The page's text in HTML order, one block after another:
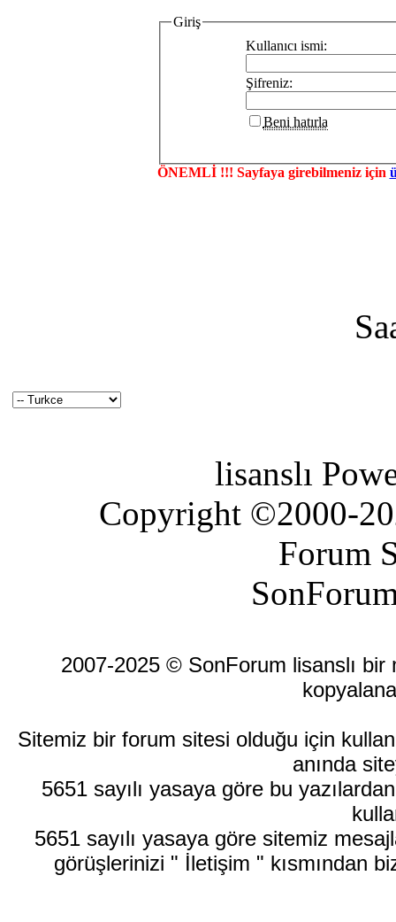
Giriş
Kullanıcı ismi:
Şifreniz:
Beni hatırla
ÖNEMLİ !!! Sayfaya girebilmeniz için
lisanslı
Copyright ©2000-
Forum
2007-2025 © SonForum lisanslı bir
Sitemiz bir forum sitesi olduğu için
anında
5651 sayılı yasaya göre bu
5651 sayılı yasaya göre sitemiz
görüşlerinizi " İletişim " kısmından